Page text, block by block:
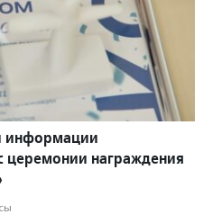
информации
церемонии награждения